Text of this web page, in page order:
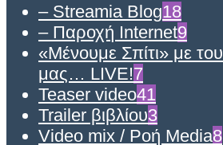
– Streamia Blog18
– Παροχή Internet9
«Μένουμε Σπίτι» με
μας… LIVE!7
Teaser video41
Trailer βιβλίου3
Video mix / Ροή Media8